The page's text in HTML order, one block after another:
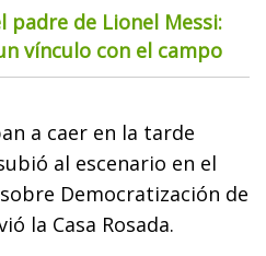
padre de Lionel Messi:
vínculo con el campo
a caer en la tarde
al escenario en el
Democratización de
la Casa Rosada.